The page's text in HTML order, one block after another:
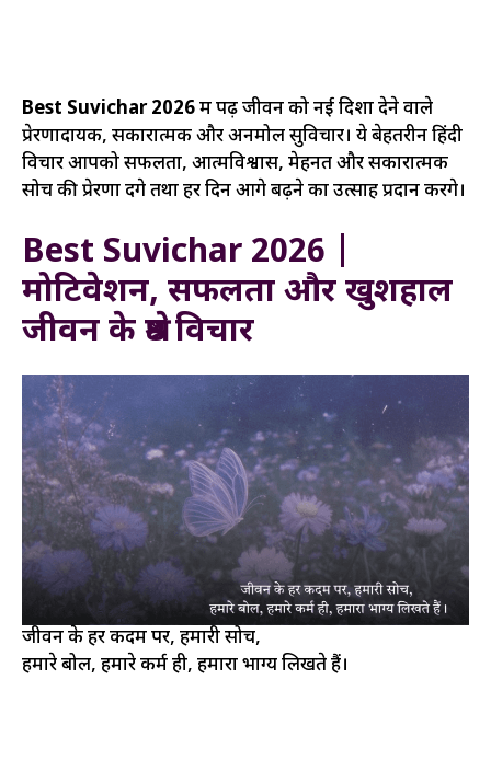
Best Suvichar 2026में पढ़ें जीवन को नई दिशा देने वाले
प्रेरणादायक, सकारात्मक और अनमोल सुविचार। ये बेहतरीन हिंदी
विचार आपको सफलता, आत्मविश्वास, मेहनत और सकारात्मक
सोच की प्रेरणा देंगे तथा हर दिन आगे बढ़ने का उत्साह प्रदान करेंगे।
Best Suvichar 2026 |
मोटिवेशन, सफलता और खुशहाल
जीवन के श्रेष्ठ विचार
जीवन के हर कदम पर, हमारी सोच,
हमारे बोल, हमारे कर्म ही, हमारा भाग्य लिखते हैं।